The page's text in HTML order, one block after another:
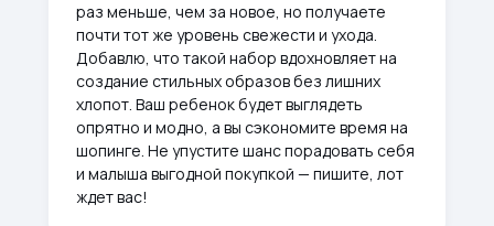
раз меньше, чем за новое, но получаете
почти тот же уровень свежести и ухода.
Добавлю, что такой набор вдохновляет на
создание стильных образов без лишних
хлопот. Ваш ребенок будет выглядеть
опрятно и модно, а вы сэкономите время на
шопинге. Не упустите шанс порадовать себя
и малыша выгодной покупкой — пишите, лот
ждет вас!